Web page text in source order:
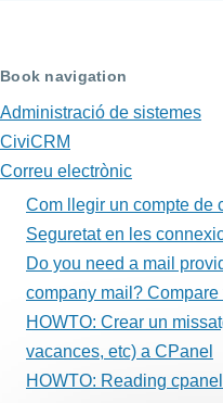
Com
llegir
un
compte
de
correu
des
Book navigation
Administració de sistemes
CiviCRM
Correu electrònic
Com llegir un compte de
Seguretat en les
Do you need a mail
company mail?
HOWTO: Crear un
vacances, etc) a CPanel
HOWTO: Reading